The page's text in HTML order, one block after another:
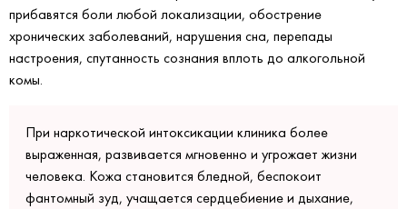
прибавятся боли любой локализации, обострение
хронических заболеваний, нарушения сна, перепады
настроения, спутанность сознания вплоть до алкогольной
комы.
При наркотической интоксикации клиника более
выраженная, развивается мгновенно и угрожает жизни
человека. Кожа становится бледной, беспокоит
фантомный зуд, учащается сердцебиение и дыхание,